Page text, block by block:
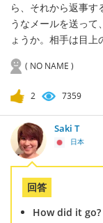
ら、それから返事す
うなメールを送って
ょうか。相手は目上
( NO NAME )
2 7359
Saki T
日本
回答
How did it go?